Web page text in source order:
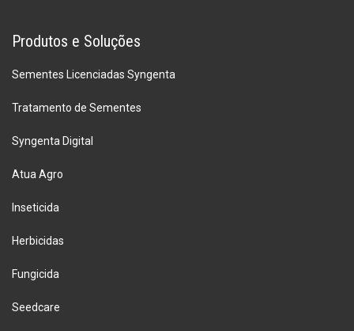
Produtos e Soluções
Sementes Licenciadas Syngenta
Tratamento de Sementes
Syngenta Digital
Atua Agro
Inseticida
Herbicidas
Fungicida
Seedcare